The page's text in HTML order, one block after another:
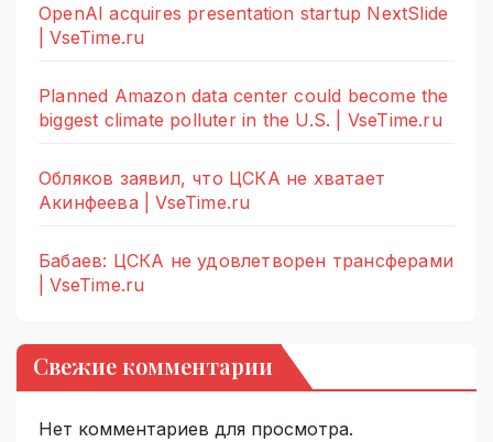
OpenAI acquires presentation startup NextSlide
| VseTime.ru
Planned Amazon data center could become the
biggest climate polluter in the U.S. | VseTime.ru
Обляков заявил, что ЦСКА не хватает
Акинфеева | VseTime.ru
Бабаев: ЦСКА не удовлетворен трансферами
| VseTime.ru
Свежие комментарии
Нет комментариев для просмотра.